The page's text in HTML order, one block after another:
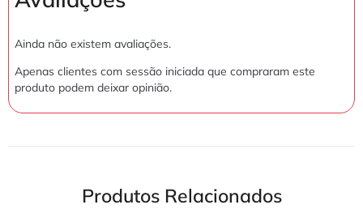
Ainda não existem avaliações.
Apenas clientes com sessão iniciada que compraram este
produto podem deixar opinião.
Produtos Relacionados